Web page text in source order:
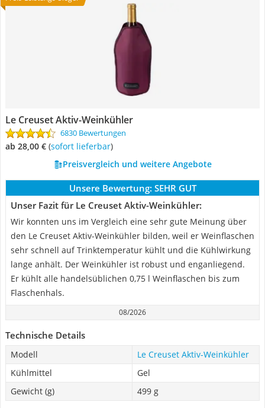
Le Creuset Aktiv-Weinkühler
6830 Bewertungen
ab 28,00 € ( Sofort lieferbar)
Preisvergleich und weitere Angebote
Unsere Bewertung: SEHR GUT
Unser Fazit für Le Creuset Aktiv-Weinkühler:
Wir konnten uns im Vergleich eine sehr gute Meinung über
den Le Creuset Aktiv-Weinkühler bilden, weil er Weinflaschen
sehr schnell auf Trinktemperatur kühlt und die Kühlwirkung
lange anhält. Der Weinkühler ist robust und enganliegend.
Er kühlt alle handelsüblichen 0,75 l Weinflaschen bis zum
Flaschenhals.
08/2026
Technische Details
Modell
Le Creuset Aktiv-Weinkühler
Kühlmittel
Gel
Gewicht (g)
499 g